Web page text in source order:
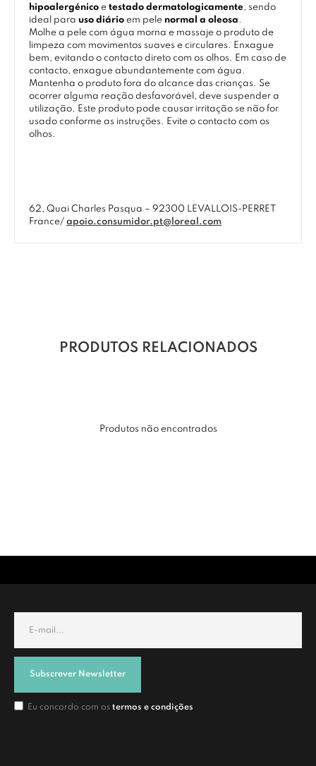
hipoalergénico e testado dermatologicamente , sendo
ideal para uso diário em pele normal a oleosa
Molhe a pele com água morna e massaje o produto de
limpeza com movimentos suaves e circulares. Enxague
bem, evitando o contacto direto com os olhos. Em caso de
contacto, enxague abundantemente com água.
Mantenha o produto fora do alcance das crianças. Se
ocorrer alguma reação desfavorável, deve suspender a
utilização. Este produto pode causar irritação se não for
usado conforme as instruções. Evite o contacto com os
olhos.
62, Quai Charles Pasqua – 92300 LEVALLOIS-PERRET
France/ apoio.consumidor.pt@loreal.com
PRODUTOS RELACIONADOS
Produtos não encontrados
Subscrever Newsletter
Eu concordo com os termos e condições